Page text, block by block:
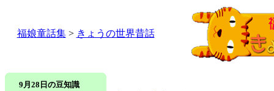
福娘童話集> きょうの世界昔話
9月28日の豆知識